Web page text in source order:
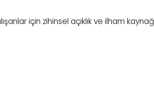
için zihinsel açıklık ve ilham